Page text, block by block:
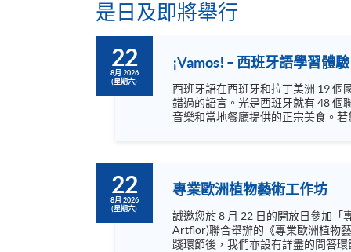
是日及即將舉行
22
8月 2026
(星期六)
¡Vamos! – 西班牙語學習體驗
西班牙語在西班牙和拉丁美洲 19 個
錯過的語言。光是西班牙就有 48 個
音樂和當地餐廳提供的正宗美食。
22
8月 2026
(星期六)
專業歐洲植物藝術工作坊
誠邀您於 8 月 22 日的開放日參加「專業歐洲植物藝術與設計工作坊」。 是次
Artflor)聯合舉辦的《專業歐洲植物
踐環節後，我們亦設有詳盡的問答環節，解答您關於課程及工作坊的